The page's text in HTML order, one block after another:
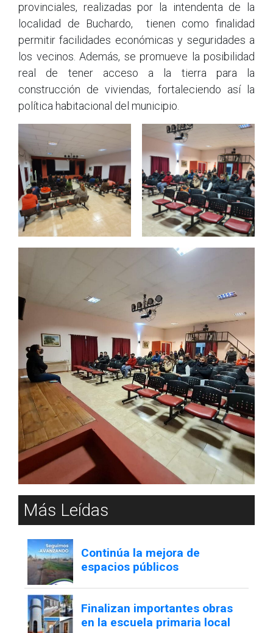
provinciales, realizadas por la intendenta de la
localidad de Buchardo, tienen como finalidad
permitir facilidades económicas y seguridades a
los vecinos. Además, se promueve la posibilidad
real de tener acceso a la tierra para la
construcción de viviendas, fortaleciendo así la
política habitacional del municipio.
Más Leídas